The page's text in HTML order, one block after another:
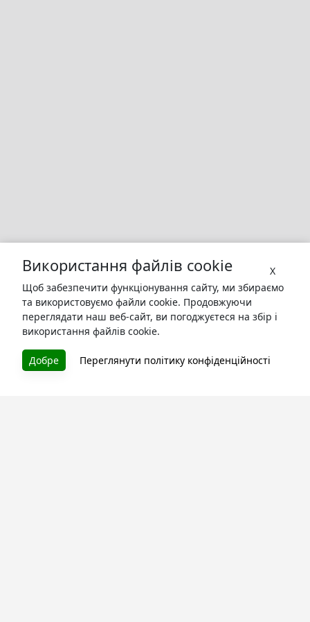
X
Використання файлів cookie
Щоб забезпечити функціонування сайту, ми збираємо
та використовуємо файли cookie. Продовжуючи
переглядати наш веб-сайт, ви погоджуєтеся на збір і
використання файлів cookie.
Добре Переглянути політику конфіденційності